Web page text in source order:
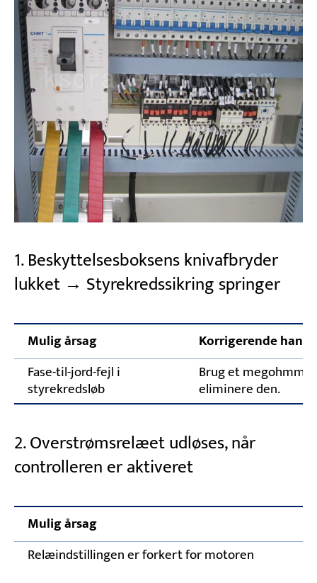
1. Beskyttelsesboksens knivafbryder
lukket → Styrekredssikring springer
Mulig årsag
Korrigerende
Fase-til-jord-fejl i
styrekredsløb
Brug et
eliminere den.
2. Overstrømsrelæet udløses, når
controlleren er aktiveret
Mulig årsag
Relæindstillingen er forkert for motoren